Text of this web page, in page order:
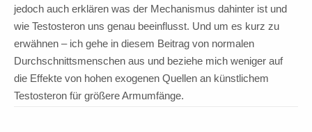
jedoch auch erklären was der Mechanismus dahinter ist und
wie Testosteron uns genau beeinflusst. Und um es kurz zu
erwähnen – ich gehe in diesem Beitrag von normalen
Durchschnittsmenschen aus und beziehe mich weniger auf
die Effekte von hohen exogenen Quellen an künstlichem
Testosteron für größere Armumfänge.